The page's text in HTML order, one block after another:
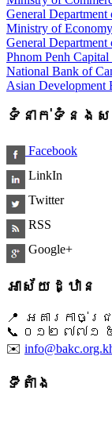
General Department
Ministry of
General
Phnom Penh
National Bank of
Asian Development
ទំនាក់ទំនង
Facebook
LinkIn
Twitter
RSS
Google+
អាស័យដ្ឋាន
📍 អគារកាច់
📞 ​០១២ ៧៧១
✉️
ទីតាំង